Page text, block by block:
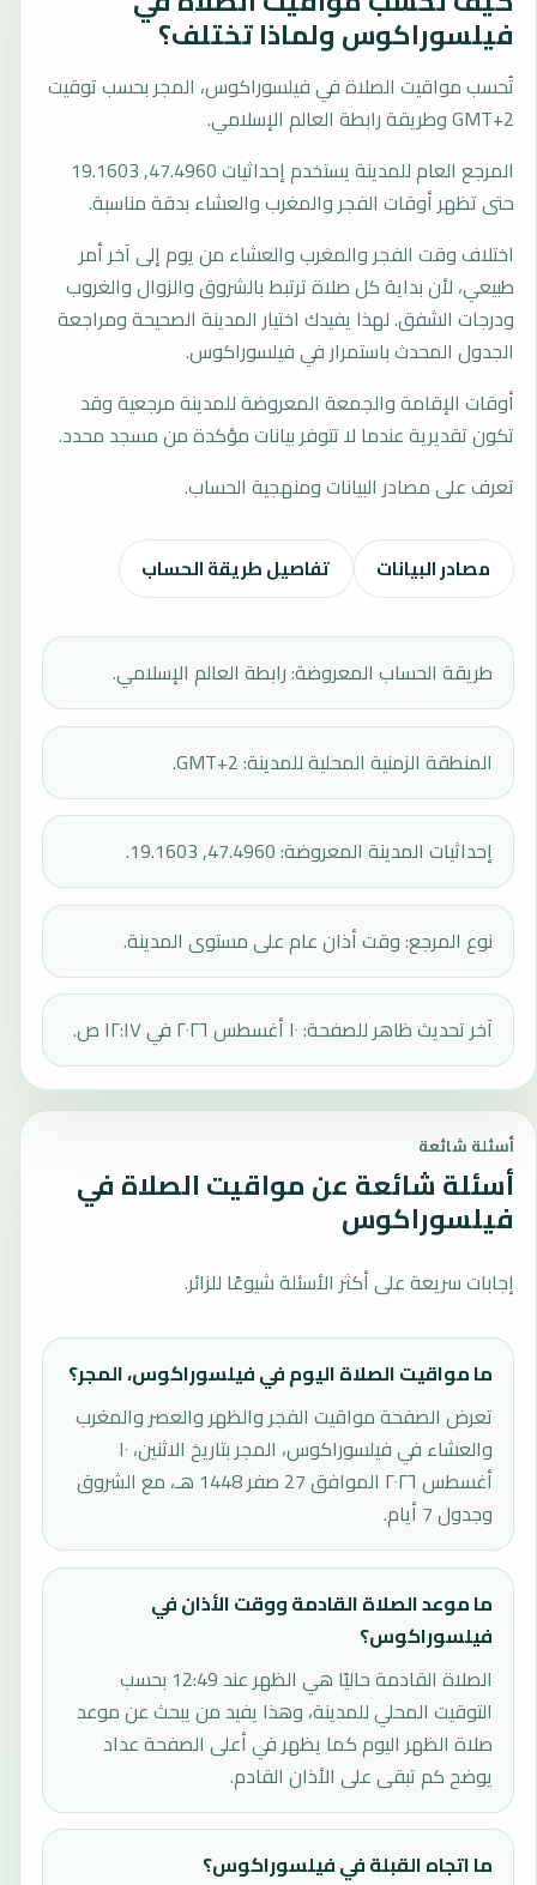
فيلسوراكوس ولماذا تختلف؟
تُحسب مواقيت الصلاة في فيلسوراكوس، المجر بحسب توقيت
GMT+2 وطريقة رابطة العالم الإسلامي.
المرجع العام للمدينة يستخدم إحداثيات 47.4960, 19.1603
حتى تظهر أوقات الفجر والمغرب والعشاء بدقة مناسبة.
اختلاف وقت الفجر والمغرب والعشاء من يوم إلى آخر أمر
طبيعي، لأن بداية كل صلاة ترتبط بالشروق والزوال والغروب
ودرجات الشفق. لهذا يفيدك اختيار المدينة الصحيحة ومراجعة
الجدول المحدث باستمرار في فيلسوراكوس.
أوقات الإقامة والجمعة المعروضة للمدينة مرجعية وقد
تكون تقديرية عندما لا تتوفر بيانات مؤكدة من مسجد محدد.
تعرف على مصادر البيانات ومنهجية الحساب.
مصادر البيانات تفاصيل طريقة الحساب
طريقة الحساب المعروضة: رابطة العالم الإسلامي.
المنطقة الزمنية المحلية للمدينة: GMT+2.
إحداثيات المدينة المعروضة: 47.4960, 19.1603.
نوع المرجع: وقت أذان عام على مستوى المدينة.
آخر تحديث ظاهر للصفحة: ١٠ أغسطس ٢٠٢٦ في ١٢:١٧ ص.
أسئلة شائعة
أسئلة شائعة عن مواقيت الصلاة في
فيلسوراكوس
إجابات سريعة على أكثر الأسئلة شيوعًا للزائر.
ما مواقيت الصلاة اليوم في فيلسوراكوس، المجر؟
تعرض الصفحة مواقيت الفجر والظهر والعصر والمغرب
والعشاء في فيلسوراكوس، المجر بتاريخ الاثنين، ١٠
أغسطس ٢٠٢٦ الموافق 27 صفر 1448 هـ، مع الشروق
وجدول 7 أيام.
ما موعد الصلاة القادمة ووقت الأذان في
فيلسوراكوس؟
الصلاة القادمة حاليًا هي الظهر عند 12:49 بحسب
التوقيت المحلي للمدينة، وهذا يفيد من يبحث عن موعد
صلاة الظهر اليوم كما يظهر في أعلى الصفحة عداد
يوضح كم تبقى على الأذان القادم.
ما اتجاه القبلة في فيلسوراكوس؟